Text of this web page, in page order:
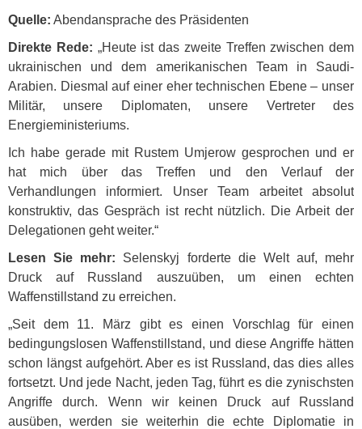
Quelle: Abendansprache des Präsidenten
Direkte Rede: „Heute ist das zweite Treffen zwischen dem
ukrainischen und dem amerikanischen Team in Saudi-
Arabien. Diesmal auf einer eher technischen Ebene – unser
Militär, unsere Diplomaten, unsere Vertreter des
Energieministeriums.
Ich habe gerade mit Rustem Umjerow gesprochen und er
hat mich über das Treffen und den Verlauf der
Verhandlungen informiert. Unser Team arbeitet absolut
konstruktiv, das Gespräch ist recht nützlich. Die Arbeit der
Delegationen geht weiter.“
Lesen Sie mehr: Selenskyj forderte die Welt auf, mehr
Druck auf Russland auszuüben, um einen echten
Waffenstillstand zu erreichen.
„Seit dem 11. März gibt es einen Vorschlag für einen
bedingungslosen Waffenstillstand, und diese Angriffe hätten
schon längst aufgehört. Aber es ist Russland, das dies alles
fortsetzt. Und jede Nacht, jeden Tag, führt es die zynischsten
Angriffe durch. Wenn wir keinen Druck auf Russland
ausüben, werden sie weiterhin die echte Diplomatie in